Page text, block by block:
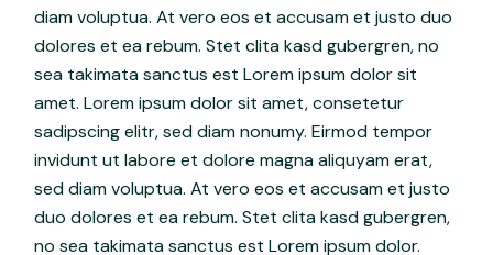
diam voluptua. At vero eos et accusam et justo duo
dolores et ea rebum. Stet clita kasd gubergren, no
sea takimata sanctus est Lorem ipsum dolor sit
amet. Lorem ipsum dolor sit amet, consetetur
sadipscing elitr, sed diam nonumy. Eirmod tempor
invidunt ut labore et dolore magna aliquyam erat,
sed diam voluptua. At vero eos et accusam et justo
duo dolores et ea rebum. Stet clita kasd gubergren,
no sea takimata sanctus est Lorem ipsum dolor.